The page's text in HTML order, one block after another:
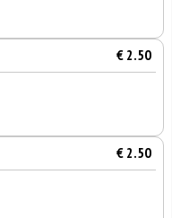
€ 2.50
€ 2.50